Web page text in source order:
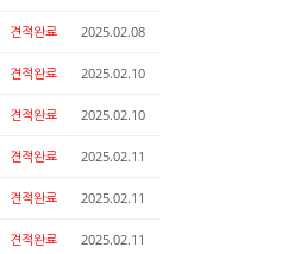
견적완료 2025.02.08
견적완료 2025.02.10
견적완료 2025.02.10
견적완료 2025.02.11
견적완료 2025.02.11
견적완료 2025.02.11